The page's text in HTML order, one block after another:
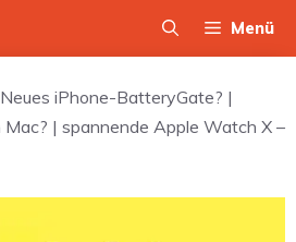
Menü
Neues iPhone-BatteryGate? |
| spannende Apple Watch X –